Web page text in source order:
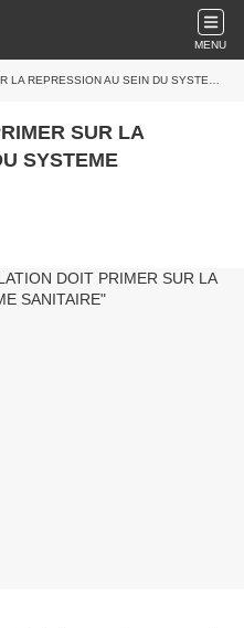
MENU
AU SEIN DU SYSTEME SANITAIRE
SUR LA
SYSTEME